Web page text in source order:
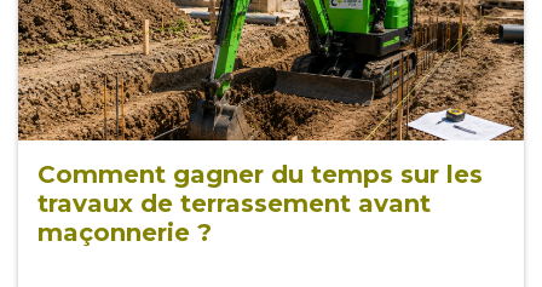
Comment gagner du temps sur les
travaux de terrassement avant
maçonnerie ?